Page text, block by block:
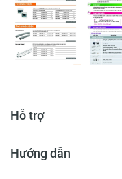
Hỗ trợ
Hướng dẫn